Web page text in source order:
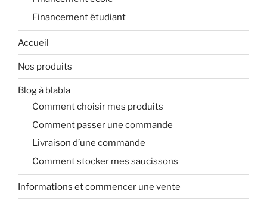
Financement étudiant
Accueil
Nos produits
Blog à blabla
Comment choisir mes produits
Comment passer une commande
Livraison d’une commande
Comment stocker mes saucissons
Informations et commencer une vente